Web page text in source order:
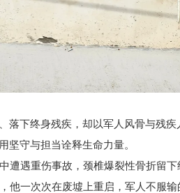
下终身残疾，却以军人风骨与残
坚守与担当诠释生命力量。
遭遇重伤事故，颈椎爆裂性骨折留
他一次次在废墟上重启，军人不服